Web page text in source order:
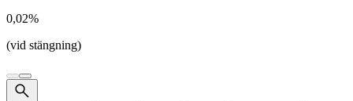
0,02%
(vid stängning)